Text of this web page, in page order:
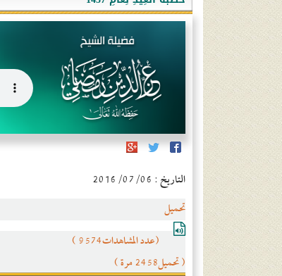
التاريخ : 2016/07/06
تحميل
(عدد المشاهدات9574 )
( تحميل2458 مرة )